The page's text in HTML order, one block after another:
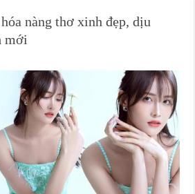
nàng thơ xinh đẹp, dịu
mới